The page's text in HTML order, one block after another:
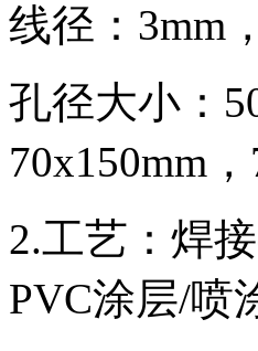
线径：3mm
孔径大小：
70x150mm
2.工艺：焊
PVC涂层/喷